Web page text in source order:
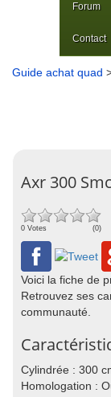
Forum
Contact
Guide achat quad
Axr 300
0 Votes (0)
Voici la fiche de
Retrouvez ses
communauté.
Cylindrée : 300
Homologation :